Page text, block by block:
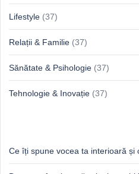
Lifestyle (37)
Relații & Familie (37)
Sănătate & Psihologie (37)
Tehnologie & Inovație (37)
Ce îți spune vocea ta interioară și